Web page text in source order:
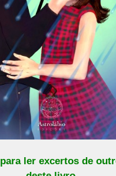
para ler excertos de